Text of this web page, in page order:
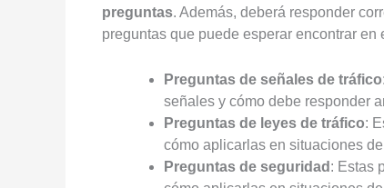
preguntas. Además, deberá responder
preguntas que puede esperar encontrar
Preguntas de señales de tráfico
señales y cómo debe responder
Preguntas de leyes de tráfico:
cómo aplicarlas en situaciones
Preguntas de seguridad : Estas